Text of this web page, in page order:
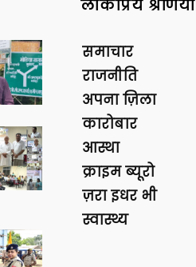
लोकप्रिय श्रेणियां
समाचार
राजनीति
अपना ज़िला
कारोबार
आस्था
क्राइम ब्यूरो
ज़रा इधर भी
स्वास्थ्य